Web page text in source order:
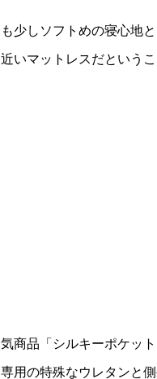
少しソフトめの寝心地
いマットレスだというこ
商品「シルキーポケッ
用の特殊なウレタンと